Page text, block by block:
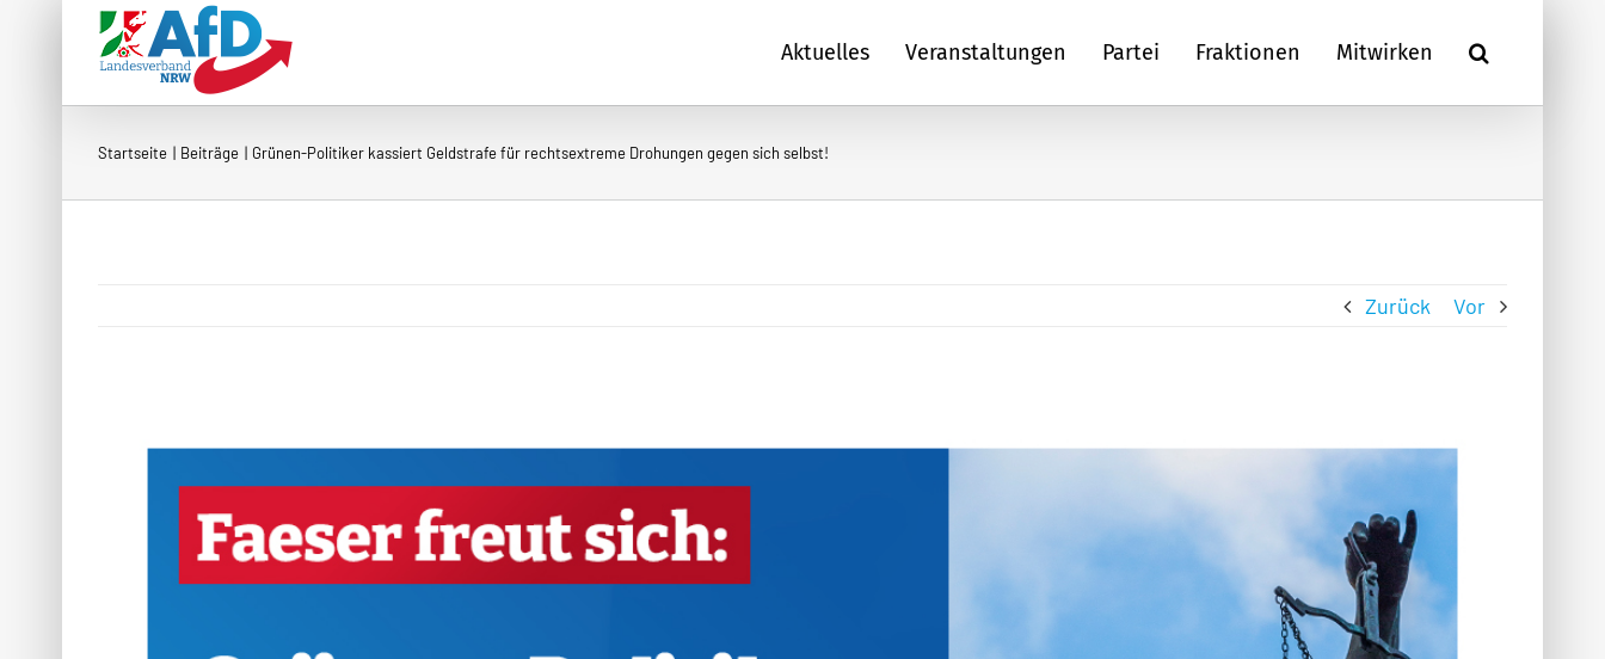
Aktuelles Veranstaltungen Partei Fraktionen Mitwirken
Startseite Beiträge Grünen-Politiker kassiert Geldstrafe für rechtsextreme Drohungen gegen sich selbst!
Zurück Vor